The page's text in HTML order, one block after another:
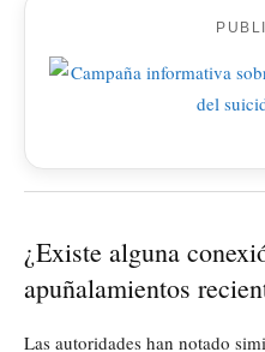
¿Existe alguna
apuñalamientos
Las autoridades han notado